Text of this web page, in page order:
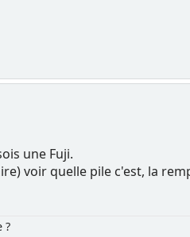
une Fuji.
voir quelle pile c'est, la
?